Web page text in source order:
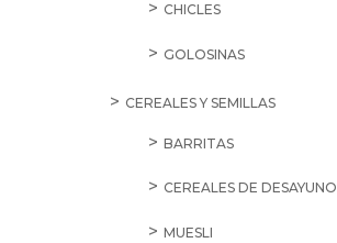
CHICLES
GOLOSINAS
CEREALES Y SEMILLAS
BARRITAS
CEREALES DE DESAYUNO
MUESLI